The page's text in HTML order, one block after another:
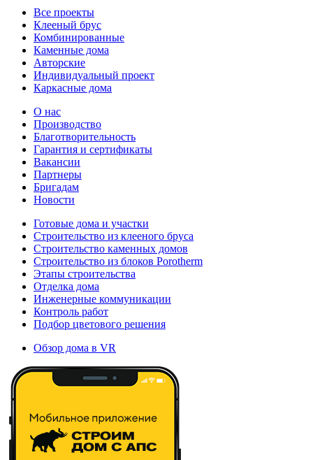
Все проекты
Клееный брус
Комбинированные
Каменные дома
Авторские
Индивидуальный проект
Каркасные дома
О нас
Производство
Благотворительность
Гарантия и сертификаты
Вакансии
Партнеры
Бригадам
Новости
Готовые дома и участки
Строительство из клееного бруса
Строительство каменных домов
Строительство из блоков Porotherm
Этапы строительства
Отделка дома
Инженерные коммуникации
Контроль работ
Подбор цветового решения
Обзор дома в VR